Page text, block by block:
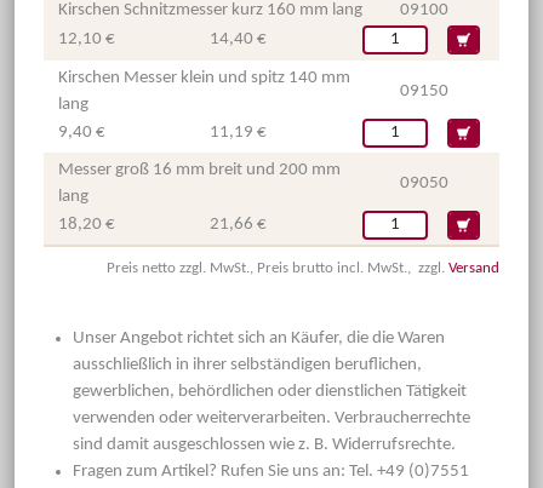
Kirschen Schnitzmesser kurz 160 mm lang
09100
12,10 €
14,40 €
Kirschen Messer klein und spitz 140 mm
lang
09150
9,40 € 11,19 €
Messer groß 16 mm breit und 200 mm
lang
09050
18,20 € 21,66 €
Preis netto zzgl. MwSt., Preis brutto incl. MwSt., zzgl. Versand
Unser Angebot richtet sich an Käufer, die die Waren
ausschließlich in ihrer selbständigen beruflichen,
gewerblichen, behördlichen oder dienstlichen Tätigkeit
verwenden oder weiterverarbeiten. Verbraucherrechte
sind damit ausgeschlossen wie z. B. Widerrufsrechte.
Fragen zum Artikel? Rufen Sie uns an: Tel. +49 (0)7551